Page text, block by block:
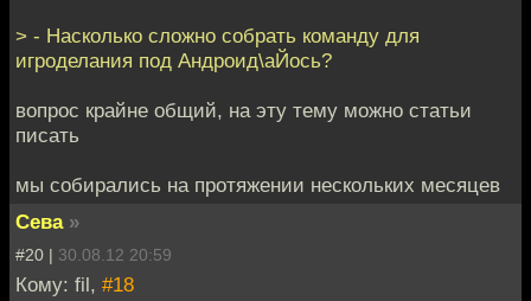
> - Насколько сложно собрать команду для
игроделания под Андроид\аЙось?
вопрос крайне общий, на эту тему можно статьи
писать
мы собирались на протяжении нескольких месяцев
Сева »
#20 | 30.08.12 20:59
Кому: fil, #18